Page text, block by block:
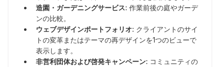
造園・ガーデニングサービス: 作業前後の庭やガーデ
ンの比較。
ウェブデザインポートフォリオ: クライアントのサイ
トの変革またはテーマの再デザインを1つのビューで
表示します。
非営利団体および啓発キャンペーン: コミュニティの